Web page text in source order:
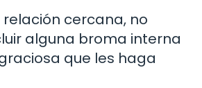
relación cercana, no
alguna broma interna
que les haga